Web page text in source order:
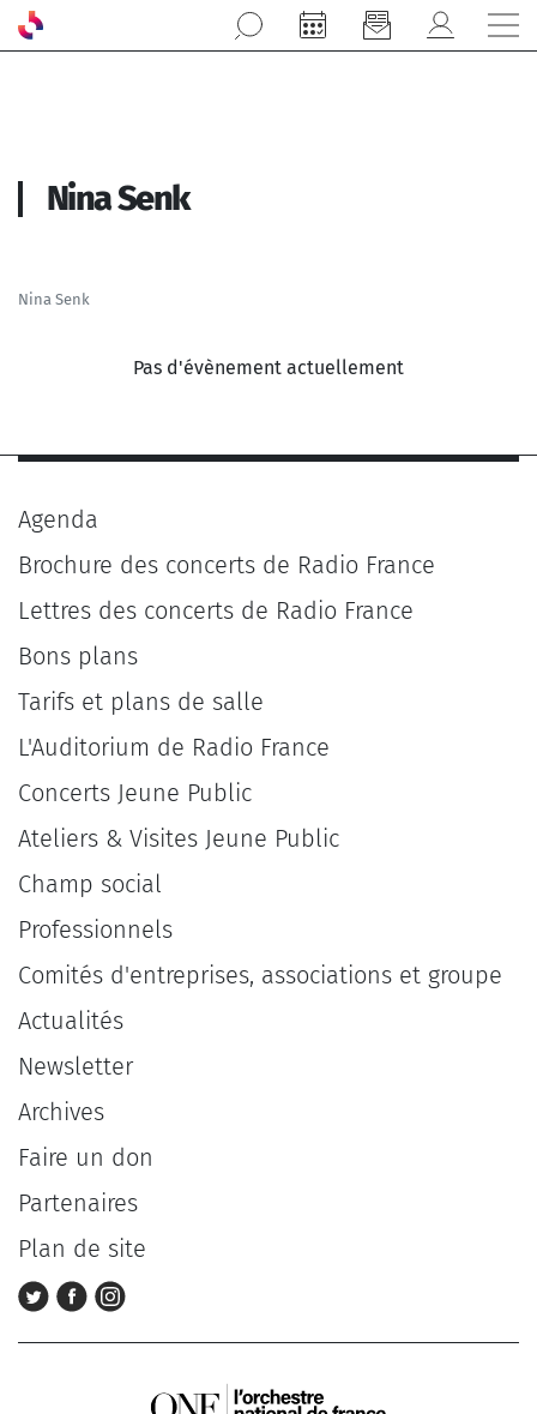
Aller au contenu principal
Nina Senk
Nina Senk
Pas d'évènement actuellement
Agenda
Brochure des concerts de Radio France
Lettres des concerts de Radio France
Bons plans
Tarifs et plans de salle
L'Auditorium de Radio France
Concerts Jeune Public
Ateliers & Visites Jeune Public
Champ social
Professionnels
Comités d'entreprises, associations et groupe
Actualités
Newsletter
Archives
Faire un don
Partenaires
Plan de site